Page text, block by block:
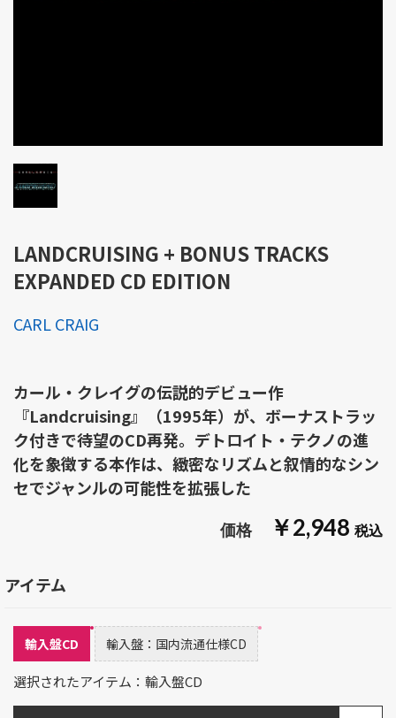
LANDCRUISING + BONUS TRACKS
EXPANDED CD EDITION
￥2,948
アイテム
輸入盤CD 輸入盤：国内流通仕様CD
選択されたアイテム：輸入盤CD
CARL CRAIG
カール・クレイグの伝説的デビュー作
『Landcruising』（1995年）が、ボーナストラッ
ク付きで待望のCD再発。デトロイト・テクノの進
化を象徴する本作は、緻密なリズムと叙情的なシン
セでジャンルの可能性を拡張した